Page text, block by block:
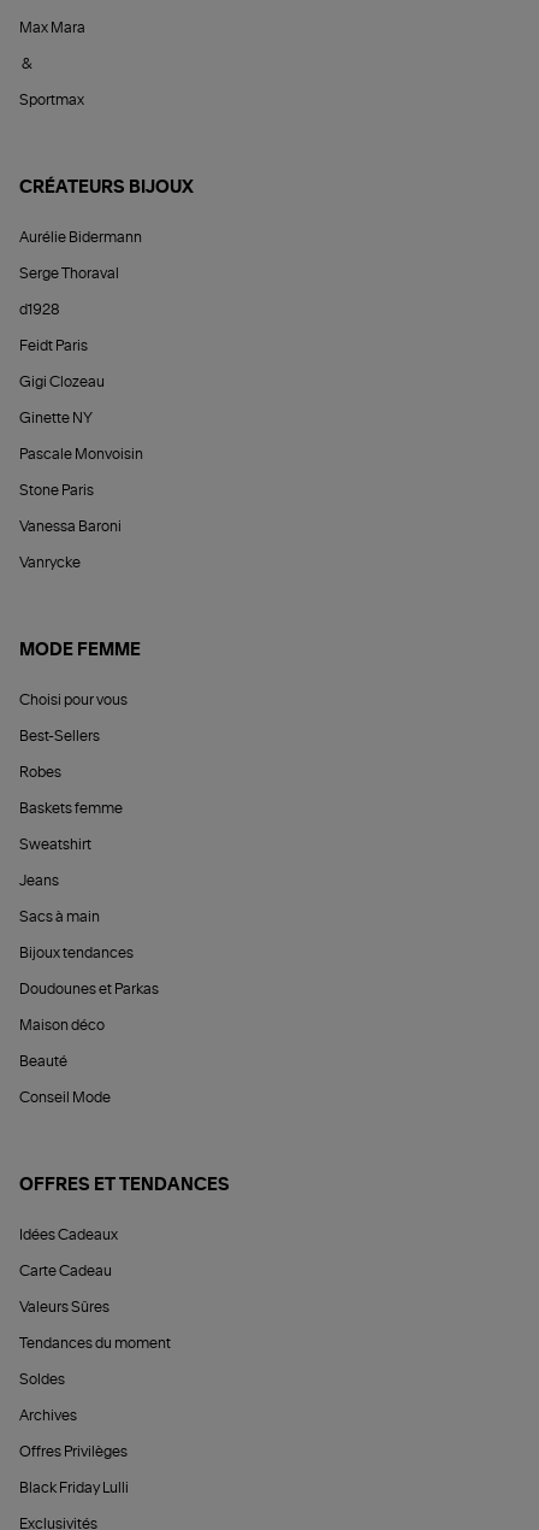
Max Mara
&
Sportmax
CRÉATEURS BIJOUX
Aurélie Bidermann
Serge Thoraval
d1928
Feidt Paris
Gigi Clozeau
Ginette NY
Pascale Monvoisin
Stone Paris
Vanessa Baroni
Vanrycke
MODE FEMME
Choisi pour vous
Best-Sellers
Robes
Baskets femme
Sweatshirt
Jeans
Sacs à main
Bijoux tendances
Doudounes et Parkas
Maison déco
Beauté
Conseil Mode
OFFRES ET TENDANCES
Idées Cadeaux
Carte Cadeau
Valeurs Sûres
Tendances du moment
Soldes
Archives
Offres Privilèges
Black Friday Lulli
Exclusivités